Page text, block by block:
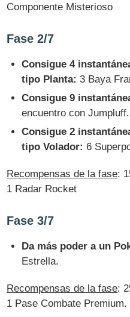
Componente Misterioso
Fase 2/7
Consigue 4
tipo Planta: 3 Baya
Consigue 9
encuentro con Jumpluff.
Consigue 2
tipo Volador: 6
Recompensas de la fase:
1 Radar Rocket
Fase 3/7
Da más poder a un
Estrella.
Recompensas de la fase:
1 Pase Combate Premium.